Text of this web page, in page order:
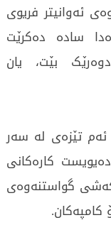
ئەوانیتر فریوی
سادە دەکرێت
بێت، یان
ئەم تێزەی لە سەر
کارەکانی
گواستنەوەی
کامپەکان.